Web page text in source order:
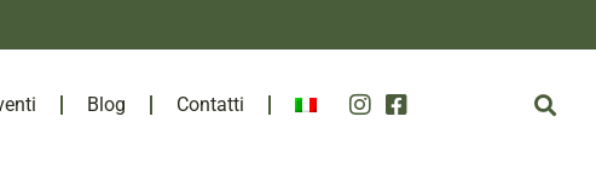
Blog Contatti